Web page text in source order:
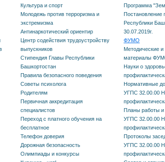
Положение об
апелляционной комиссии
Положение о приёмной
комиссии
Положение о конкурсе
аттестатов
Положение о
Антинаркотический
ориентир
Центр содействия
трудоустройству
Стипендия Главы
Республики
Правила безопасного
32.00.00
и
ФУМО
Науки о
Культура и спорт
Молодежь против терроризма и
экстремизма
Антинаркотический ориентир
Центр содействия трудоустройству
выпускников
Стипендия Главы Республики
Башкортостан
Правила безопасного поведения
Советы психолога
Родителям
Первичная аккредитация
специалистов
Переход с платного обучения на
бесплатное
Телефон доверия
Дорожная безопасность
Олимпиады и конкурсы
Программа
Постановление
Республики
30.07.2019г.
ФУМО
Методические и
материалы
Науки о
Нормативные
УГПС 32.00.00
Планы работы
УГПС 32.00.00
Протоколы
УГПС 32.00.00